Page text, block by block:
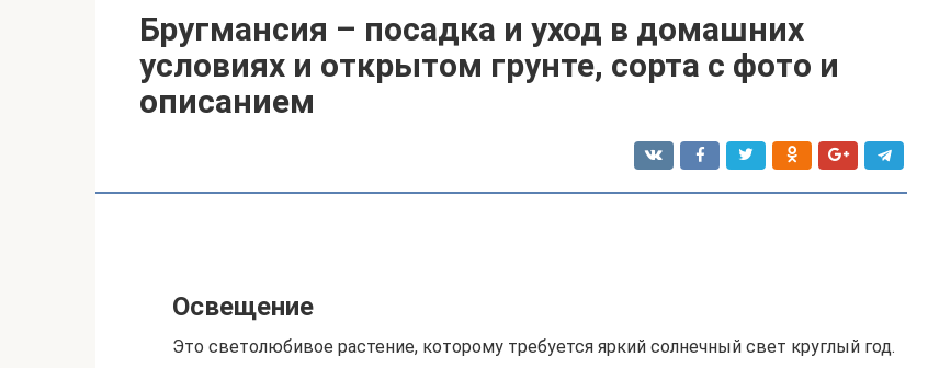
Бругмансия – посадка и уход в домашних
условиях и открытом грунте, сорта с фото и
описанием
Освещение
Это светолюбивое растение, которому требуется яркий солнечный свет круглый год.